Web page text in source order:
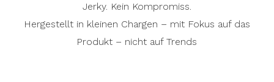
Jerky. Kein Kompromiss.
Hergestellt in kleinen Chargen – mit Fokus auf das
Produkt – nicht auf Trends